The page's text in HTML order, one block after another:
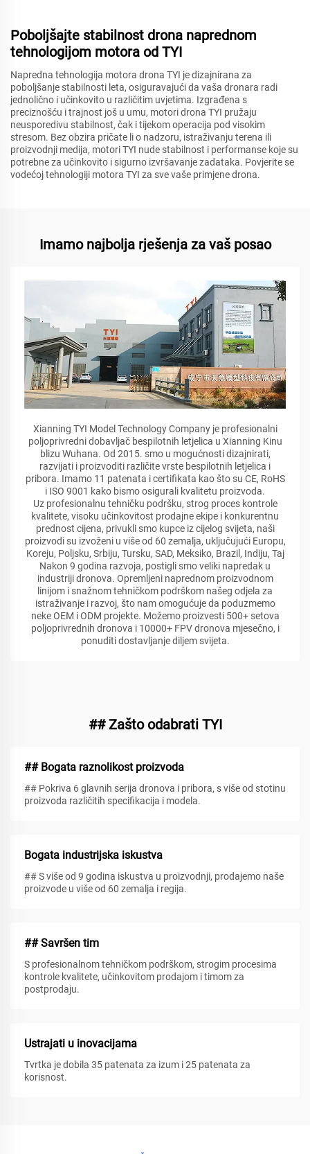
Poboljšajte stabilnost drona naprednom
tehnologijom motora od TYI
Napredna tehnologija motora drona TYI je dizajnirana za
poboljšanje stabilnosti leta, osiguravajući da vaša dronara radi
jednolično i učinkovito u različitim uvjetima. Izgrađena s
preciznošću i trajnost još u umu, motori drona TYI pružaju
neusporedivu stabilnost, čak i tijekom operacija pod visokim
stresom. Bez obzira pričate li o nadzoru, istraživanju terena ili
proizvodnji medija, motori TYI nude stabilnost i performanse koje su
potrebne za učinkovito i sigurno izvršavanje zadataka. Povjerite se
vodećoj tehnologiji motora TYI za sve vaše primjene drona.
Imamo najbolja rješenja za vaš posao
Xianning TYI Model Technology Company je profesionalni
poljoprivredni dobavljač bespilotnih letjelica u Xianning Kinu
blizu Wuhana. Od 2015. smo u mogućnosti dizajnirati,
razvijati i proizvoditi različite vrste bespilotnih letjelica i
pribora. Imamo 11 patenata i certifikata kao što su CE, RoHS
i ISO 9001 kako bismo osigurali kvalitetu proizvoda.
Uz profesionalnu tehničku podršku, strog proces kontrole
kvalitete, visoku učinkovitost prodajne ekipe i konkurentnu
prednost cijena, privukli smo kupce iz cijelog svijeta, naši
proizvodi su izvoženi u više od 60 zemalja, uključujući Europu,
Koreju, Poljsku, Srbiju, Tursku, SAD, Meksiko, Brazil, Indiju, Taj
Nakon 9 godina razvoja, postigli smo veliki napredak u
industriji dronova. Opremljeni naprednom proizvodnom
linijom i snažnom tehničkom podrškom našeg odjela za
istraživanje i razvoj, što nam omogućuje da poduzmemo
neke OEM i ODM projekte. Možemo proizvesti 500+ setova
poljoprivrednih dronova i 10000+ FPV dronova mjesečno, i
ponuditi dostavljanje diljem svijeta.
## Zašto odabrati TYI
## Bogata raznolikost proizvoda
## Pokriva 6 glavnih serija dronova i pribora, s više od stotinu
proizvoda različitih specifikacija i modela.
Bogata industrijska iskustva
## S više od 9 godina iskustva u proizvodnji, prodajemo naše
proizvode u više od 60 zemalja i regija.
## Savršen tim
S profesionalnom tehničkom podrškom, strogim procesima
kontrole kvalitete, učinkovitom prodajom i timom za
postprodaju.
Ustrajati u inovacijama
Tvrtka je dobila 35 patenata za izum i 25 patenata za
korisnost.